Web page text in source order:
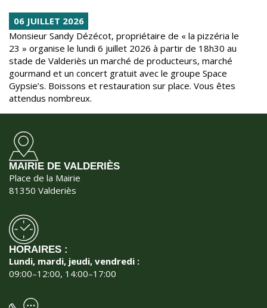
Date
de
l'événement
06 JUILLET 2026
Contenu
Monsieur Sandy Dézécot, propriétaire de « la pizzéria le
23 » organise le lundi 6 juillet 2026 à partir de 18h30 au
stade de Valderiès un marché de producteurs, marché
gourmand et un concert gratuit avec le groupe Space
Gypsie’s. Boissons et restauration sur place. Vous êtes
attendus nombreux.
MAIRIE DE VALDERIÈS
Place de la Mairie
81350 Valderiès
HORAIRES :
Lundi, mardi, jeudi, vendredi :
09:00–12:00, 14:00–17:00